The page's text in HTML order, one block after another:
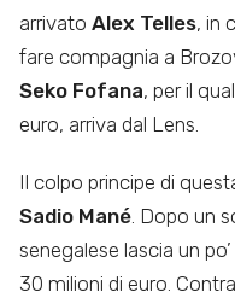
arrivato Alex Telles, in
fare compagnia a
Seko Fofana, per il
euro, arriva dal Lens.
Il colpo principe di
Sadio Mané. Dopo un
senegalese lascia un
30 milioni di euro.